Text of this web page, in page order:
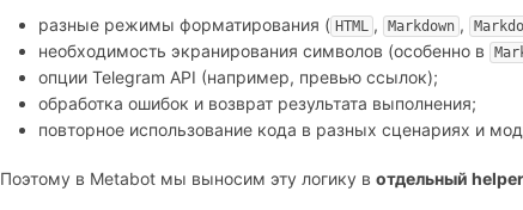
разные режимы форматирования ( HTML , Markdown ,
необходимость экранирования символов (особенно в
опции Telegram API (например, превью ссылок);
обработка ошибок и возврат результата выполнения;
повторное использование кода в разных сценариях и
Поэтому в Metabot мы выносим эту логику в отдельный